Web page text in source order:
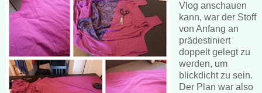
Vlog anschauen
kann, war der Stoff
von Anfang an
prädestiniert
doppelt gelegt zu
werden, um
blickdicht zu sein.
Der Plan war also